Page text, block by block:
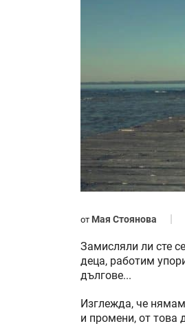
от Мая Стоянова
Замисляли ли сте
деца, работим
дългове...
Изглежда, че
и промени, от това